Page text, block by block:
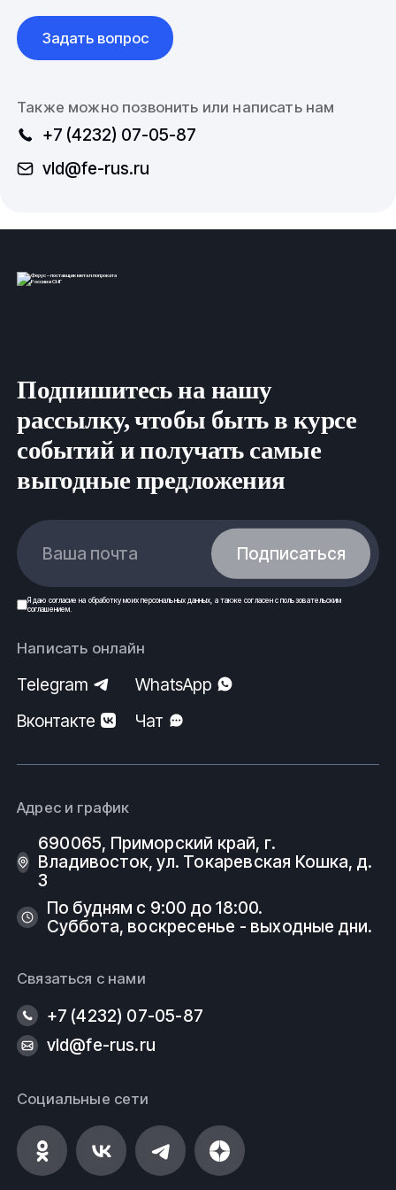
Задать вопрос
Также можно позвонить или написать нам
+7 (4232) 07-05-87
vld@fe-rus.ru
Подпишитесь на нашу
рассылку, чтобы быть в курсе
событий и получать самые
выгодные предложения
Ваша почта Подписаться
Я даю согласие на обработку моих персональных данных , а также согласен спользовательским
соглашением.
Написать онлайн
Telegram
WhatsApp
Вконтакте
Чат
Адрес и график
690065, Приморский край, г.
Владивосток, ул. Токаревская Кошка, д.
3
По будням с 9:00 до 18:00.
Суббота, воскресенье - выходные дни.
Связаться с нами
+7 (4232) 07-05-87
vld@fe-rus.ru
Социальные сети